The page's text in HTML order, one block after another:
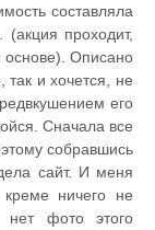
составляла
проходит,
основе). Описано
так и хочется, не
его
Сначала все
собравшись
сайт. И меня
ничего не
нет фото этого